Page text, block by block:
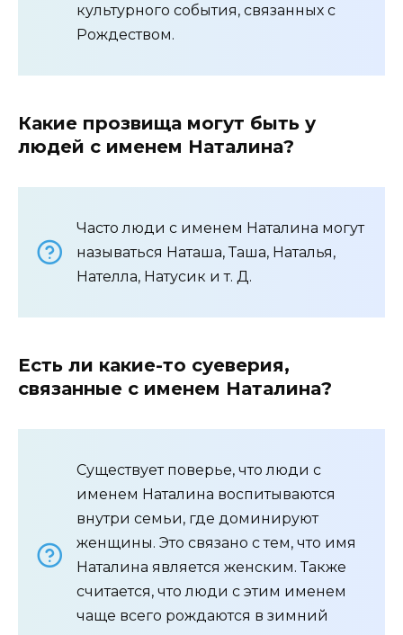
культурного события, связанных с
Рождеством.
Какие прозвища могут быть у
людей с именем Наталина?
Часто люди с именем Наталина могут
называться Наташа, Таша, Наталья,
Нателла, Натусик и т. Д.
Есть ли какие-то суеверия,
связанные с именем Наталина?
Существует поверье, что люди с
именем Наталина воспитываются
внутри семьи, где доминируют
женщины. Это связано с тем, что имя
Наталина является женским. Также
считается, что люди с этим именем
чаще всего рождаются в зимний